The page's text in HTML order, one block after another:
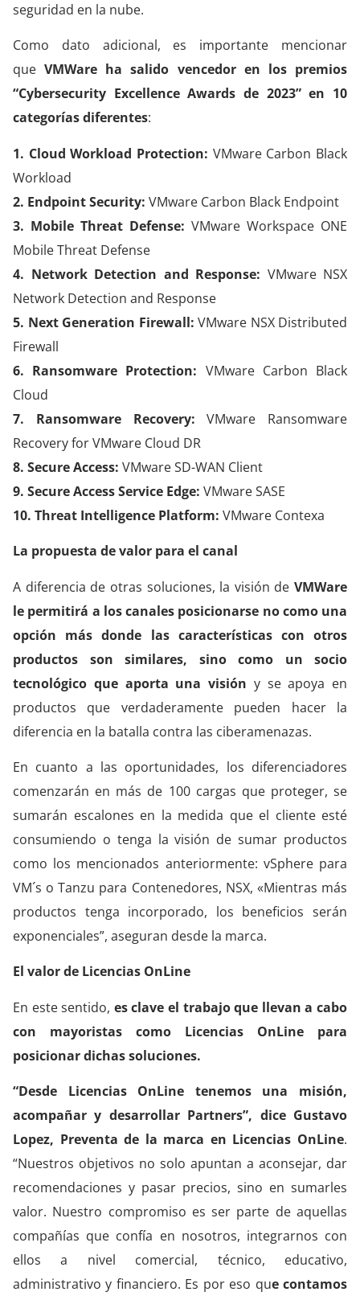
seguridad en la nube.
Como dato adicional, es importante mencionar
queVMWare ha salido vencedor en los premios
“Cybersecurity Excellence Awards de 2023” en 10
categorías diferentes:
1. Cloud Workload Protection: VMware Carbon Black
Workload
2. Endpoint Security: VMware Carbon Black Endpoint
3. Mobile Threat Defense: VMware Workspace ONE
Mobile Threat Defense
4. Network Detection and Response: VMware NSX
Network Detection and Response
5. Next Generation Firewall: VMware NSX Distributed
Firewall
6. Ransomware Protection: VMware Carbon Black
Cloud
7. Ransomware Recovery: VMware Ransomware
Recovery for VMware Cloud DR
8. Secure Access: VMware SD-WAN Client
9. Secure Access Service Edge: VMware SASE
10. Threat Intelligence Platform: VMware Contexa
La propuesta de valor para el canal
A diferencia de otras soluciones, la visión de VMWare
le permitirá a los canales posicionarse no como una
opción más donde las características con otros
productos son similares, sino como un socio
tecnológico que aporta una visión y se apoya en
productos que verdaderamente pueden hacer la
diferencia en la batalla contra las ciberamenazas.
En cuanto a las oportunidades, los diferenciadores
comenzarán en más de 100 cargas que proteger, se
sumarán escalones en la medida que el cliente esté
consumiendo o tenga la visión de sumar productos
como los mencionados anteriormente: vSphere para
VM´s o Tanzu para Contenedores, NSX, «Mientras más
productos tenga incorporado, los beneficios serán
exponenciales”, aseguran desde la marca.
El valor de Licencias OnLine
En este sentido, es clave el trabajo que llevan a cabo
con mayoristas como Licencias OnLine para
posicionar dichas soluciones.
“Desde Licencias OnLine tenemos una misión,
acompañar y desarrollar Partners”, dice Gustavo
Lopez, Preventa de la marca en Licencias OnLine.
“Nuestros objetivos no solo apuntan a aconsejar, dar
recomendaciones y pasar precios, sino en sumarles
valor. Nuestro compromiso es ser parte de aquellas
compañías que confía en nosotros, integrarnos con
ellos a nivel comercial, técnico, educativo,
administrativo y financiero. Es por eso que contamos